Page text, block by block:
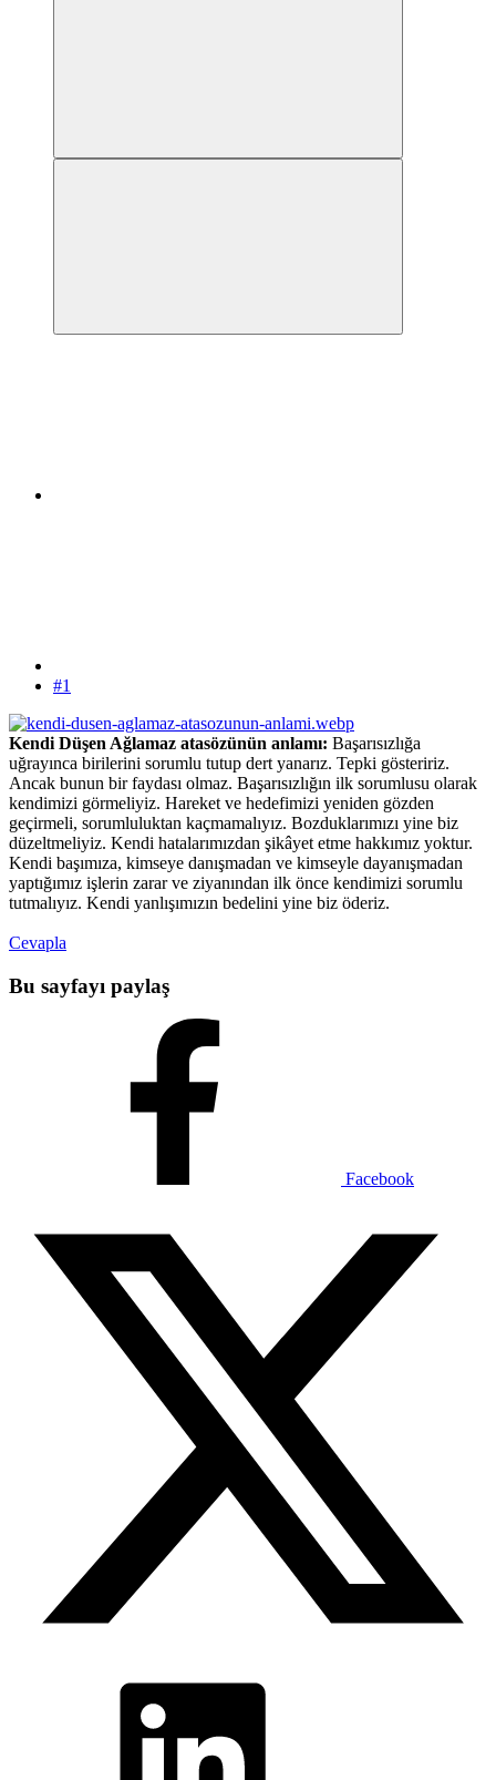
#1
Kendi Düşen Ağlamaz atasözünün anlamı: Başarısızlığa
uğrayınca birilerini sorumlu tutup dert yanarız. Tepki gösteririz.
Ancak bunun bir faydası olmaz. Başarısızlığın ilk sorumlusu olarak
kendimizi görmeliyiz. Hareket ve hedefimizi yeniden gözden
geçirmeli, sorumluluktan kaçmamalıyız. Bozduklarımızı yine biz
düzeltmeliyiz. Kendi hatalarımızdan şikâyet etme hakkımız yoktur.
Kendi başımıza, kimseye danışmadan ve kimseyle dayanışmadan
yaptığımız işlerin zarar ve ziyanından ilk önce kendimizi sorumlu
tutmalıyız. Kendi yanlışımızın bedelini yine biz öderiz.
Cevapla
Bu sayfayı paylaş
Facebook